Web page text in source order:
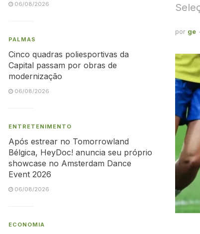
por ge
06/08/2026
PALMAS
Cinco quadras poliesportivas da
Capital passam por obras de
modernização
06/08/2026
ENTRETENIMENTO
Após estrear no Tomorrowland
Bélgica, HeyDoc! anuncia seu próprio
showcase no Amsterdam Dance
Event 2026
06/08/2026
ECONOMIA